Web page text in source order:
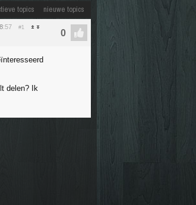
topics nieuwe topics
:57 #1
delen? Ik